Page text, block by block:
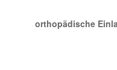
orthopädische